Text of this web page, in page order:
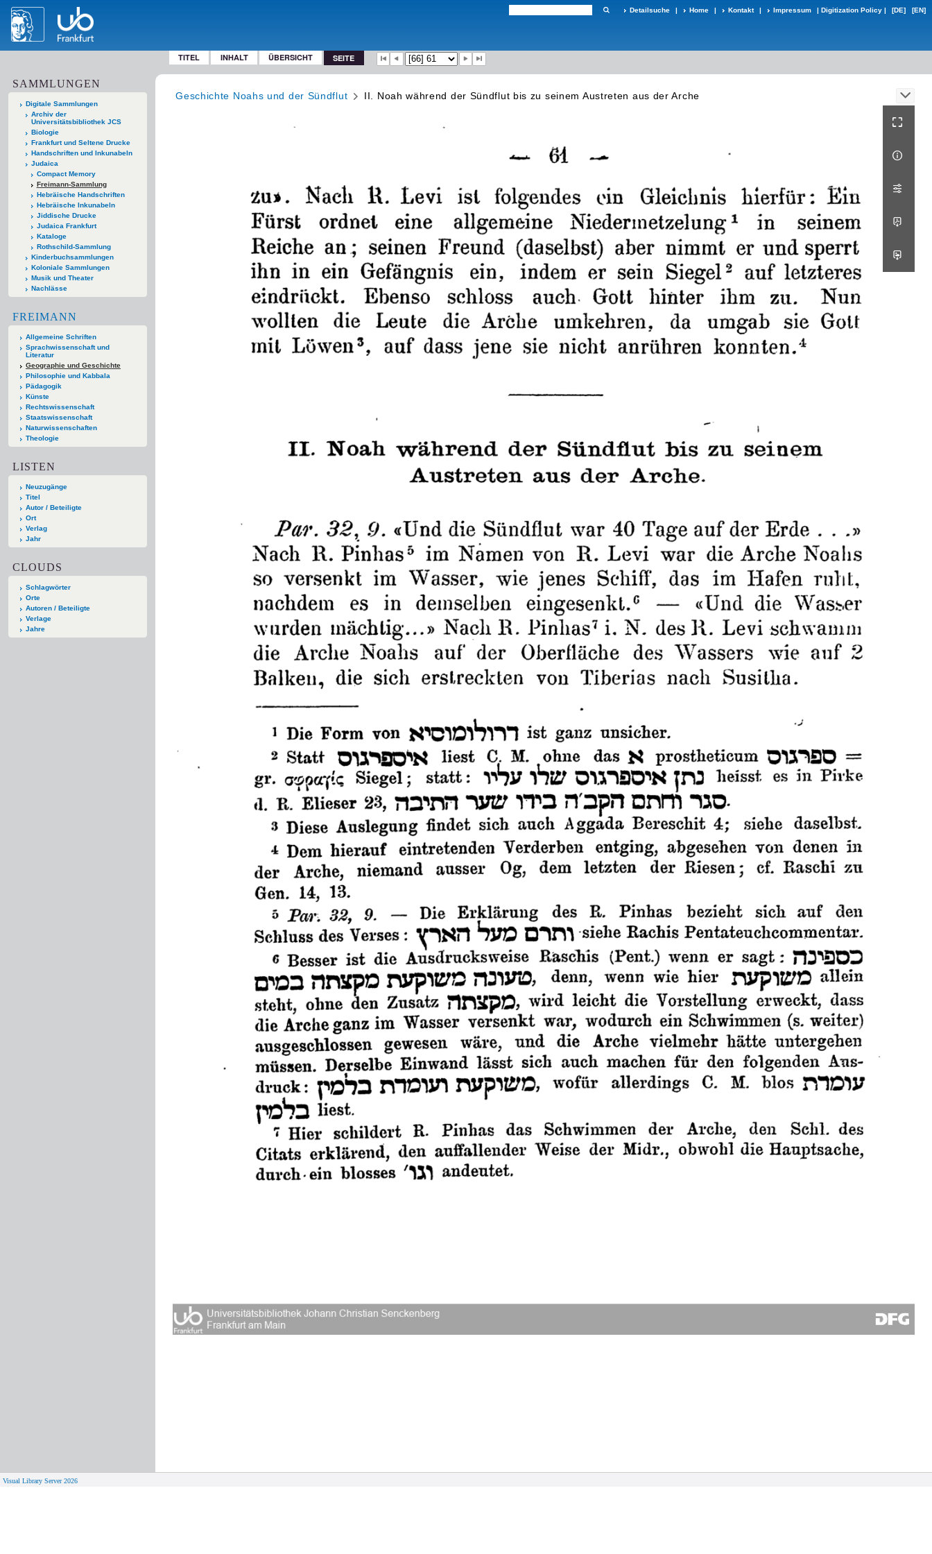
Detailsuche | Home | Kontakt | Impressum | Digitization Policy | [DE] [EN]
TITEL INHALT ÜBERSICHT SEITE
SAMMLUNGEN
Digitale Sammlungen
Archiv der
Universitätsbibliothek JCS
Biologie
Frankfurt und Seltene Drucke
Handschriften und Inkunabeln
Judaica
Compact Memory
Freimann-Sammlung
Hebräische Handschriften
Hebräische Inkunabeln
Jiddische Drucke
Judaica Frankfurt
Kataloge
Rothschild-Sammlung
Kinderbuchsammlungen
Koloniale Sammlungen
Musik und Theater
Nachlässe
FREIMANN
Allgemeine Schriften
Sprachwissenschaft und
Literatur
Geographie und Geschichte
Philosophie und Kabbala
Pädagogik
Künste
Rechtswissenschaft
Staatswissenschaft
Naturwissenschaften
Theologie
LISTEN
Neuzugänge
Titel
Autor / Beteiligte
Ort
Verlag
Jahr
CLOUDS
Schlagwörter
Orte
Autoren / Beteiligte
Verlage
Jahre
Geschichte Noahs und der Sündflut II. Noah während der Sündflut bis zu seinem Austreten aus der Arche
Visual Library Server 2026